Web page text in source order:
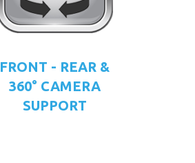
FRONT - REAR &
360° CAMERA
SUPPORT